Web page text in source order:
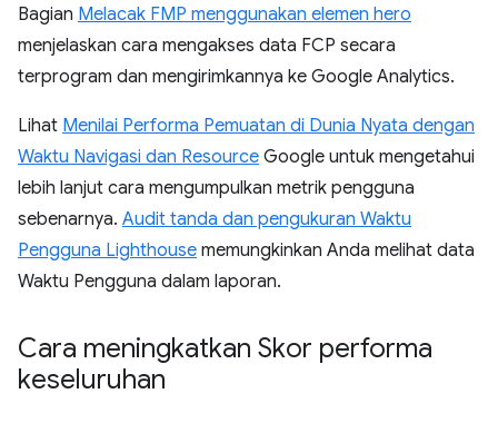
Bagian Melacak FMP menggunakan elemen hero
menjelaskan cara mengakses data FCP secara
terprogram dan mengirimkannya ke Google Analytics.
Lihat Menilai Performa Pemuatan di Dunia Nyata dengan
Waktu Navigasi dan Resource Google untuk mengetahui
lebih lanjut cara mengumpulkan metrik pengguna
sebenarnya. Audit tanda dan pengukuran Waktu
Pengguna Lighthouse memungkinkan Anda melihat data
Waktu Pengguna dalam laporan.
Cara meningkatkan Skor performa
keseluruhan